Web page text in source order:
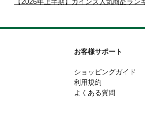
お客様サポート
ショッピングガイド
利用規約
よくある質問